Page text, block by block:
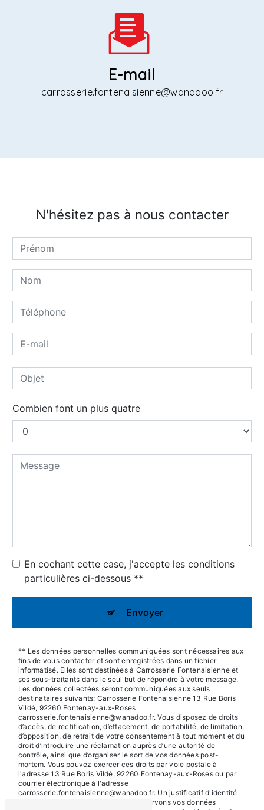
E-mail
carrosserie.fontenaisienne@wanadoo.fr
N'hésitez pas à nous contacter
Combien font un plus quatre
En cochant cette case, j'accepte les conditions
particulières ci-dessous **
Envoyer
** Les données personnelles communiquées sont nécessaires aux
fins de vous contacter et sont enregistrées dans un fichier
informatisé. Elles sont destinées à Carrosserie Fontenaisienne et
ses sous-traitants dans le seul but de répondre à votre message.
Les données collectées seront communiquées aux seuls
destinataires suivants: Carrosserie Fontenaisienne 13 Rue Boris
Vildé, 92260 Fontenay-aux-Roses
carrosserie.fontenaisienne@wanadoo.fr. Vous disposez de droits
d’accès, de rectification, d’effacement, de portabilité, de limitation,
d’opposition, de retrait de votre consentement à tout moment et du
droit d’introduire une réclamation auprès d’une autorité de
contrôle, ainsi que d’organiser le sort de vos données post-
mortem. Vous pouvez exercer ces droits par voie postale à
l'adresse 13 Rue Boris Vildé, 92260 Fontenay-aux-Roses ou par
courrier électronique à l'adresse
carrosserie.fontenaisienne@wanadoo.fr. Un justificatif d'identité
pourra vous être demandé. Nous conservons vos données